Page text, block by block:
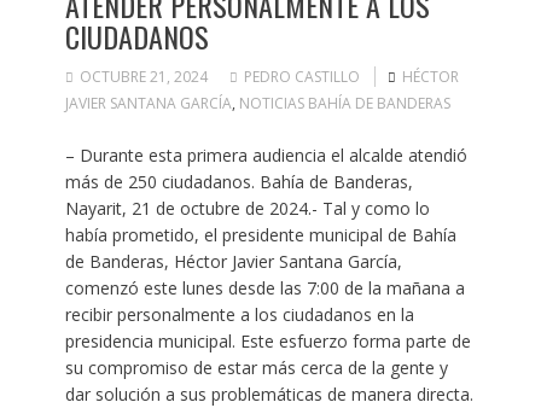
CIUDADANOS
OCTUBRE 21, 2024 PEDRO CASTILLO
HÉCTOR
JAVIER SANTANA GARCÍA, NOTICIAS BAHÍA DE BANDERAS
– Durante esta primera audiencia el alcalde atendió
más de 250 ciudadanos. Bahía de Banderas,
Nayarit, 21 de octubre de 2024.- Tal y como lo
había prometido, el presidente municipal de Bahía
de Banderas, Héctor Javier Santana García,
comenzó este lunes desde las 7:00 de la mañana a
recibir personalmente a los ciudadanos en la
presidencia municipal. Este esfuerzo forma parte de
su compromiso de estar más cerca de la gente y
dar solución a sus problemáticas de manera directa.